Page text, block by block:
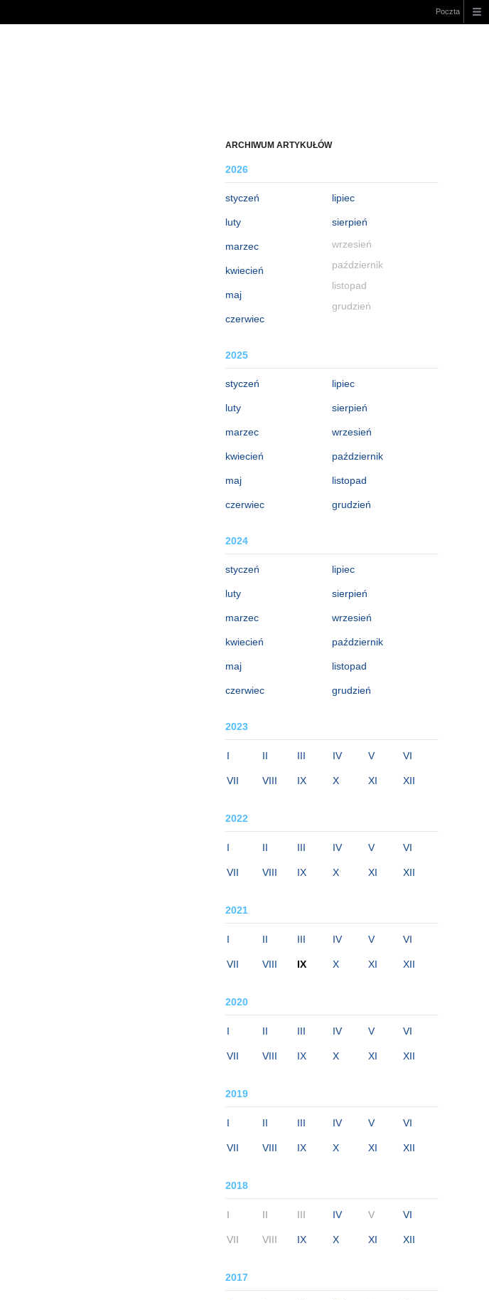
Poczta
ARCHIWUM ARTYKUŁÓW
2026
styczeń
luty
marzec
kwiecień
maj
czerwiec
lipiec
sierpień
wrzesień
październik
listopad
grudzień
2025
styczeń
luty
marzec
kwiecień
maj
czerwiec
lipiec
sierpień
wrzesień
październik
listopad
grudzień
2024
styczeń
luty
marzec
kwiecień
maj
czerwiec
lipiec
sierpień
wrzesień
październik
listopad
grudzień
2023
I II III IV V VI
VII VIII IX X XI XII
2022
I II III IV V VI
VII VIII IX X XI XII
2021
I II III IV V VI
VII VIII IX X XI XII
2020
I II III IV V VI
VII VIII IX X XI XII
2019
I II III IV V VI
VII VIII IX X XI XII
2018
I II III IV V VI
VII VIII IX X XI XII
2017